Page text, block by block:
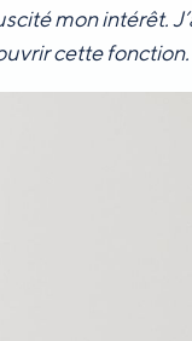
mon intérêt.
cette fonction.